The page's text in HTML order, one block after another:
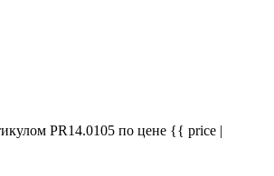
PR14.0105 по цене {{ price |